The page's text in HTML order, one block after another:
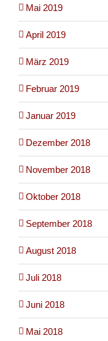
Mai 2019
April 2019
März 2019
Februar 2019
Januar 2019
Dezember 2018
November 2018
Oktober 2018
September 2018
August 2018
Juli 2018
Juni 2018
Mai 2018